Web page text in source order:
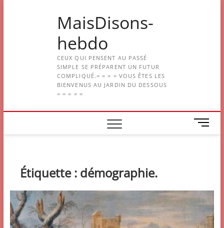
MaisDisons-
hebdo
CEUX QUI PENSENT AU PASSÉ
SIMPLE SE PRÉPARENT UN FUTUR
COMPLIQUÉ.= = = = VOUS ÊTES LES
BIENVENUS AU JARDIN DU DESSOUS
= = = = =
M
e
t
n
Étiquette : démographie.